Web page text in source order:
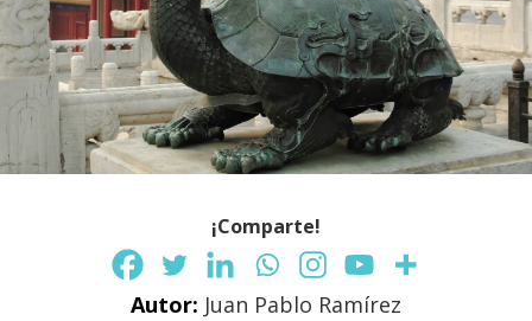
¡Comparte!
Autor: Juan Pablo Ramírez